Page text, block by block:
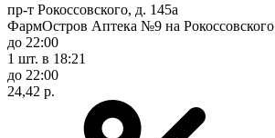
пр-т Рокоссовского, д. 145а
ФармОстров Аптека №9 на Рокоссовского
до 22:00
1 шт. в 18:21
до 22:00
24,42 р.